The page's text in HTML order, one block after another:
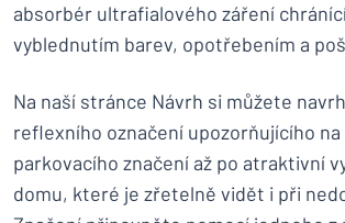
absorbér ultrafialového záření
vyblednutím barev, opotřebením a
Na naší stránce Návrh si můžete
reflexního označení upozorňujícího na
parkovacího značení až po atraktivní
domu, které je zřetelně vidět i při